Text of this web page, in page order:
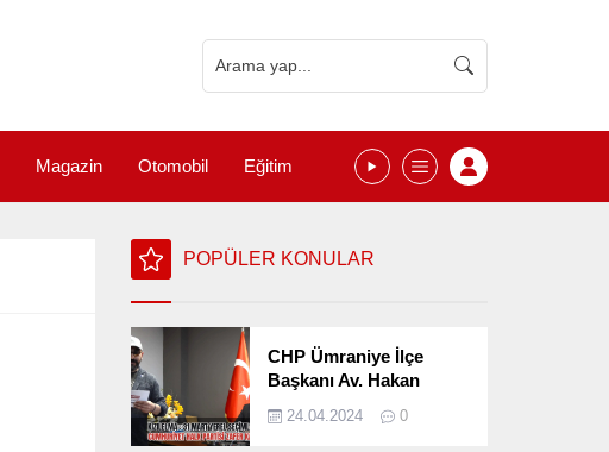
Magazin Otomobil Eğitim
POPÜLER KONULAR
CHP Ümraniye İlçe
Başkanı Av. Hakan
Seçimlerini
24.04.2024 0